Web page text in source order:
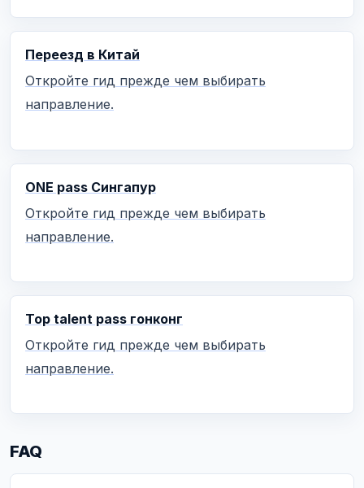
Переезд в Китай
Откройте гид прежде чем выбирать
направление.
ONE pass Сингапур
Откройте гид прежде чем выбирать
направление.
Top talent pass гонконг
Откройте гид прежде чем выбирать
направление.
FAQ